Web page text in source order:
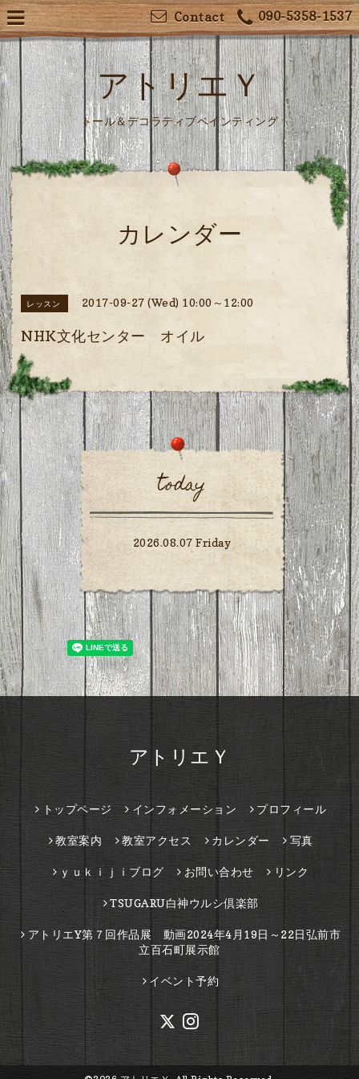
090-5358-1537
Contact
アトリエＹ
トール＆デコラティブペインティング
カレンダー
レッスン 2017-09-27 (Wed) 10:00～12:00
NHK文化センター オイル
today
2026.08.07 Friday
アトリエＹ
トップページ インフォメーション プロフィール
教室案内 教室アクセス カレンダー 写真
ｙｕｋｉｊｉブログ お問い合わせ リンク
TSUGARU白神ウルシ倶楽部
アトリエY第７回作品展 動画2024年4月19日～22日弘前市
立百石町展示館
イベント予約